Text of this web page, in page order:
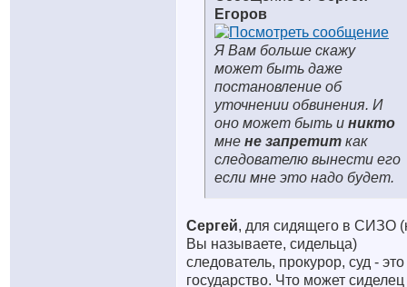
Егоров
Я Вам больше скажу
может быть даже
постановление об
уточнении обвинения. И
оно может быть и никто
мне не запретит как
следователю вынести его
если мне это надо будет.
Сергей, для сидящего в СИЗО
Вы называете, сидельца)
следователь, прокурор, суд - это
государство. Что может сиделец